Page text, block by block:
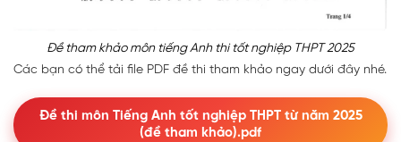
Đề tham khảo môn tiếng Anh thi tốt nghiệp THPT 2025
Các bạn có thể tải file PDF đề thi tham khảo ngay dưới đây nhé.
Đề thi môn Tiếng Anh tốt nghiệp THPT từ năm 2025
(đề tham khảo).pdf